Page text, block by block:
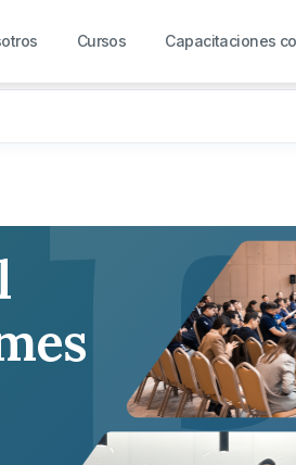
Cursos Capacitaciones